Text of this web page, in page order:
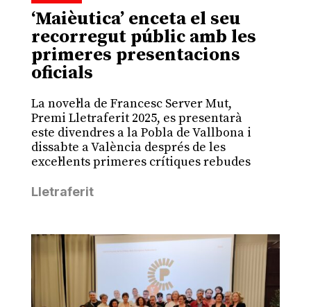
‘Maièutica’ enceta el seu
recorregut públic amb les
primeres presentacions
oficials
La novel·la de Francesc Server Mut,
Premi Lletraferit 2025, es presentarà
este divendres a la Pobla de Vallbona i
dissabte a València després de les
excel·lents primeres crítiques rebudes
Lletraferit